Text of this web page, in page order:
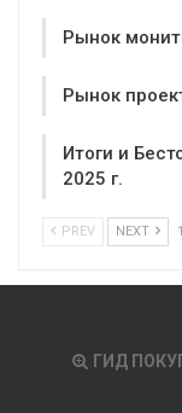
Рынок
Рынок
Итоги и
2025 г.
PREV NEXT
ГИД